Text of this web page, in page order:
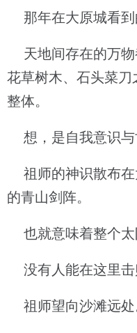
那年在大原城看到
天地间存在的万物
花草树木、石头菜
整体。
想，是自我意识与
祖师的神识散布在
的青山剑阵。
也就意味着整个太
没有人能在这里击
祖师望向沙滩远处